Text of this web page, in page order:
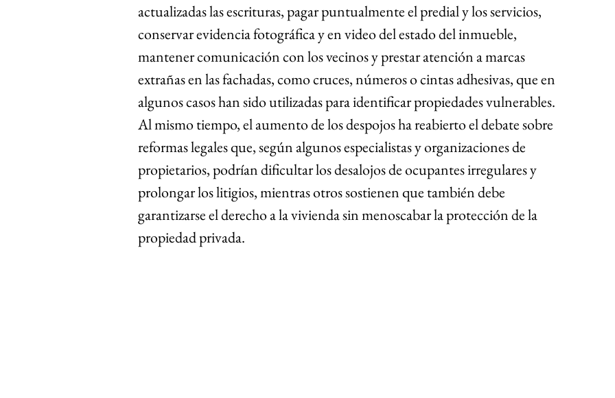
actualizadas las escrituras, pagar puntualmente el predial y los servicios,
conservar evidencia fotográfica y en video del estado del inmueble,
mantener comunicación con los vecinos y prestar atención a marcas
extrañas en las fachadas, como cruces, números o cintas adhesivas, que en
algunos casos han sido utilizadas para identificar propiedades vulnerables.
Al mismo tiempo, el aumento de los despojos ha reabierto el debate sobre
reformas legales que, según algunos especialistas y organizaciones de
propietarios, podrían dificultar los desalojos de ocupantes irregulares y
prolongar los litigios, mientras otros sostienen que también debe
garantizarse el derecho a la vivienda sin menoscabar la protección de la
propiedad privada.